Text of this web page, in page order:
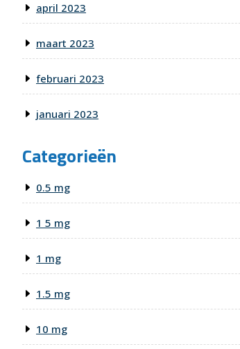
april 2023
maart 2023
februari 2023
januari 2023
Categorieën
0.5 mg
1 5 mg
1 mg
1.5 mg
10 mg